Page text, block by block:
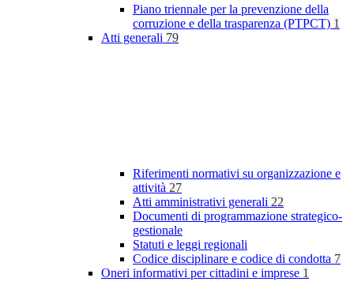
Piano triennale per la prevenzione della
corruzione e della trasparenza (PTPCT) 1
Atti generali 79
Riferimenti normativi su organizzazione e
attività 27
Atti amministrativi generali 22
Documenti di programmazione strategico-
gestionale
Statuti e leggi regionali
Codice disciplinare e codice di condotta 7
Oneri informativi per cittadini e imprese 1